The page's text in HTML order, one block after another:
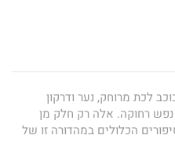
לכת מרוחק, נער ודרקון
רחוקה. אלה רק חלק מן
הכלולים במהדורה זו של